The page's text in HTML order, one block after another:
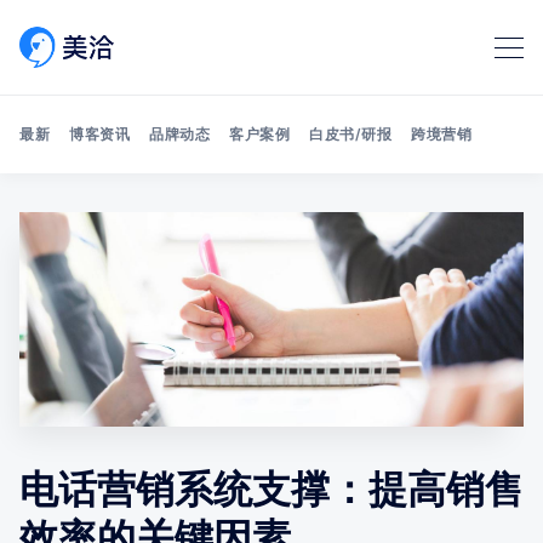
Search 美洽博客
最新 博客资讯 品牌动态 客户案例 白皮书/研报 跨境营销
电话营销系统支撑：提高销售